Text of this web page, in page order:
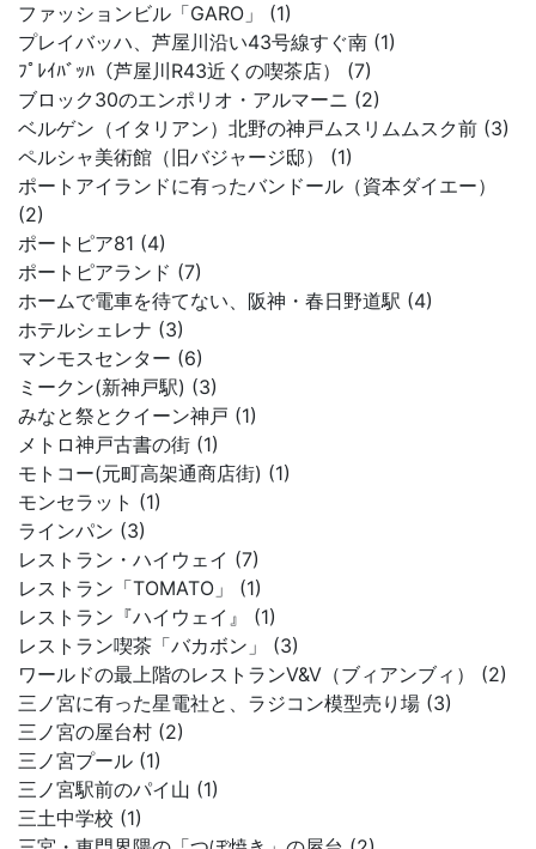
ファッションビル「GARO」 (1)
プレイバッハ、芦屋川沿い43号線すぐ南 (1)
ﾌﾟﾚｲﾊﾞｯﾊ（芦屋川R43近くの喫茶店） (7)
ブロック30のエンポリオ・アルマーニ (2)
ベルゲン（イタリアン）北野の神戸ムスリムムスク前 (3)
ペルシャ美術館（旧バジャージ邸） (1)
ポートアイランドに有ったバンドール（資本ダイエー）
(2)
ポートピア81 (4)
ポートピアランド (7)
ホームで電車を待てない、阪神・春日野道駅 (4)
ホテルシェレナ (3)
マンモスセンター (6)
ミークン(新神戸駅) (3)
みなと祭とクイーン神戸 (1)
メトロ神戸古書の街 (1)
モトコー(元町高架通商店街) (1)
モンセラット (1)
ラインパン (3)
レストラン・ハイウェイ (7)
レストラン「TOMATO」 (1)
レストラン『ハイウェイ』 (1)
レストラン喫茶「バカボン」 (3)
ワールドの最上階のレストランV&V（ブィアンブィ） (2)
三ノ宮に有った星電社と、ラジコン模型売り場 (3)
三ノ宮の屋台村 (2)
三ノ宮プール (1)
三ノ宮駅前のパイ山 (1)
三土中学校 (1)